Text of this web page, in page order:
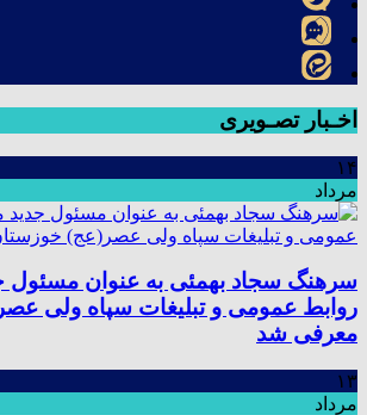
اخـبار تصـویری
۱۴
مرداد
سرهنگ سجاد بهمئی به عنوان مسئول
روابط عمومی و تبلیغات سپاه ولی
معرفی شد
۱۳
مرداد